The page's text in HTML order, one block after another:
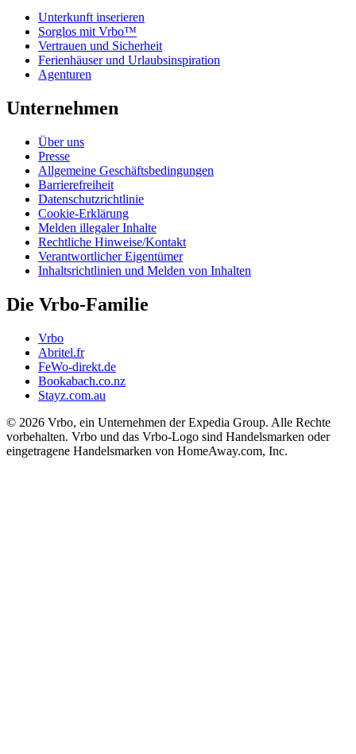
Unterkunft inserieren
Sorglos mit Vrbo™
Vertrauen und Sicherheit
Ferienhäuser und Urlaubsinspiration
Agenturen
Unternehmen
Über uns
Presse
Allgemeine Geschäftsbedingungen
Barrierefreiheit
Datenschutzrichtlinie
Cookie-Erklärung
Melden illegaler Inhalte
Rechtliche Hinweise/Kontakt
Verantwortlicher Eigentümer
Inhaltsrichtlinien und Melden von Inhalten
Die Vrbo-Familie
Vrbo
Abritel.fr
FeWo-direkt.de
Bookabach.co.nz
Stayz.com.au
© 2026 Vrbo, ein Unternehmen der Expedia Group. Alle Rechte
vorbehalten. Vrbo und das Vrbo-Logo sind Handelsmarken oder
eingetragene Handelsmarken von HomeAway.com, Inc.